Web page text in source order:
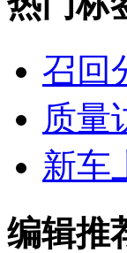
召回
质量
新车
编辑推